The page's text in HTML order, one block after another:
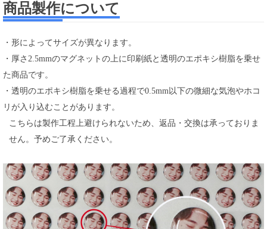
商品製作について
・形によってサイズが異なります。
・厚さ2.5mmのマグネットの上に印刷紙と透明のエポキシ樹脂を乗せ
た商品です。
・透明のエポキシ樹脂を乗せる過程で0.5mm以下の微細な気泡やホコ
リが入り込むことがあります。
こちらは製作工程上避けられないため、返品・交換は承っておりま
せん。予めご了承ください。